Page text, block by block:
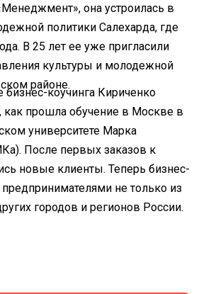
она устроилась в
политики Салехарда, где
В 25 лет ее уже пригласили
культуры и молодежной
районе.
бизнес-коучинга Кириченко
как прошла обучение в Москве в
университете Марка
После первых заказов к
новые клиенты. Теперь бизнес-
предпринимателями не только из
городов и регионов России.